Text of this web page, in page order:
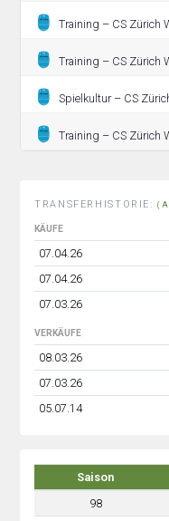
Training – CS Zürich
Training – CS Zürich
Spielkultur – CS
Training – CS Zürich
TRANSFERHISTORIE:
KÄUFE
07.04.26
07.04.26
07.03.26
VERKÄUFE
08.03.26
07.03.26
05.07.14
Saison
98